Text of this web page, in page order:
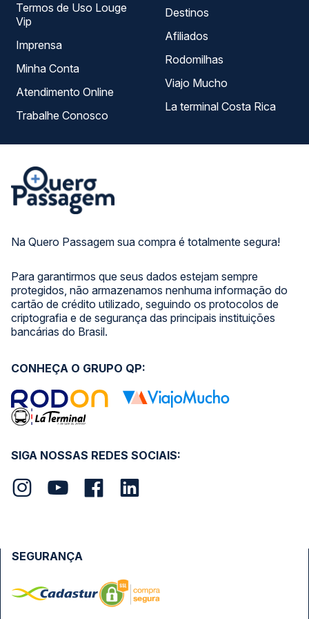
Na Quero Passagem sua compra é totalmente segura!
Para garantirmos que seus dados estejam sempre
protegidos, não armazenamos nenhuma informação do
cartão de crédito utilizado, seguindo os protocolos de
criptografia e de segurança das principais instituições
bancárias do Brasil.
Termos de Uso Louge
Vip
Imprensa
Minha Conta
Atendimento Online
Trabalhe Conosco
Destinos
Afiliados
Rodomilhas
Viajo Mucho
La terminal Costa Rica
SIGA NOSSAS REDES SOCIAIS:
CONHEÇA O GRUPO QP:
SEGURANÇA